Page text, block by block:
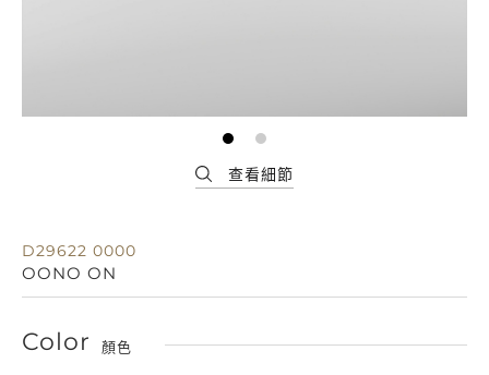
D29622 0000
OONO ON
Color 顏色